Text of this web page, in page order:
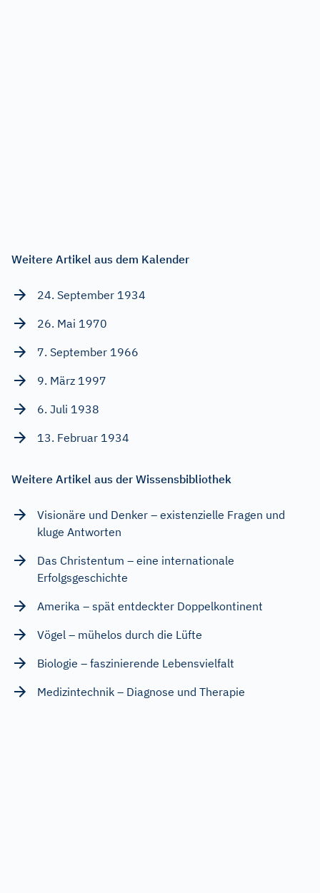
Weitere Artikel aus dem Kalender
24. September 1934
26. Mai 1970
7. September 1966
9. März 1997
6. Juli 1938
13. Februar 1934
Weitere Artikel aus der Wissensbibliothek
Visionäre und Denker – existenzielle Fragen und
kluge Antworten
Das Christentum – eine internationale
Erfolgsgeschichte
Amerika – spät entdeckter Doppelkontinent
Vögel – mühelos durch die Lüfte
Biologie – faszinierende Lebensvielfalt
Medizintechnik – Diagnose und Therapie